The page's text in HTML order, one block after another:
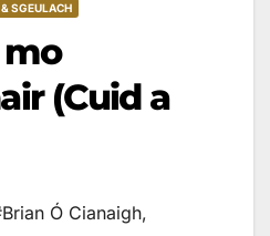
SGEULACH
(Cuid a
Ó Cianaigh,